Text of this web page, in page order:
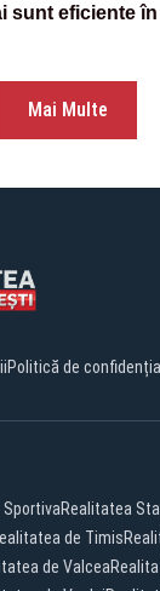
sunt eficiente
Mai Multe
Politică de
Realitatea
de Timis
de Valcea